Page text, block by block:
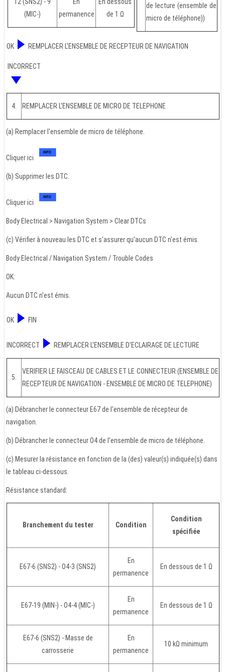
(MIC-)
permanence
de 1 Ω
de lecture (ensemble de
micro de téléphone))
OK REMPLACER L'ENSEMBLE DE RECEPTEUR DE NAVIGATION
INCORRECT
4. REMPLACER L'ENSEMBLE DE MICRO DE TELEPHONE
(a) Remplacer l'ensemble de micro de téléphone.
Cliquer ici
(b) Supprimer les DTC.
Cliquer ici
Body Electrical > Navigation System > Clear DTCs
(c) Vérifier à nouveau les DTC et s'assurer qu'aucun DTC n'est émis.
Body Electrical / Navigation System / Trouble Codes
OK:
Aucun DTC n'est émis.
OK FIN
INCORRECT REMPLACER L'ENSEMBLE D'ECLAIRAGE DE LECTURE
5.
VERIFIER LE FAISCEAU DE CABLES ET LE CONNECTEUR (ENSEMBLE DE
RECEPTEUR DE NAVIGATION - ENSEMBLE DE MICRO DE TELEPHONE)
(a) Débrancher le connecteur E67 de l'ensemble de récepteur de
navigation.
(b) Débrancher le connecteur O4 de l'ensemble de micro de téléphone.
(c) Mesurer la résistance en fonction de la (des) valeur(s) indiquée(s) dans
le tableau ci-dessous.
Résistance standard:
Branchement du tester Condition
Condition
spécifiée
E67-6 (SNS2) - O4-3 (SNS2)
En
permanence
En dessous de 1 Ω
E67-19 (MIN-) - O4-4 (MIC-)
En
permanence
En dessous de 1 Ω
E67-6 (SNS2) - Masse de
carrosserie
En
permanence
10 kΩ minimum